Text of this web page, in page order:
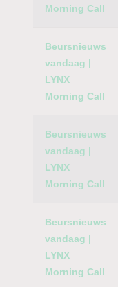
Morning Call
Beursnieuws
vandaag |
LYNX
Morning Call
Beursnieuws
vandaag |
LYNX
Morning Call
Beursnieuws
vandaag |
LYNX
Morning Call